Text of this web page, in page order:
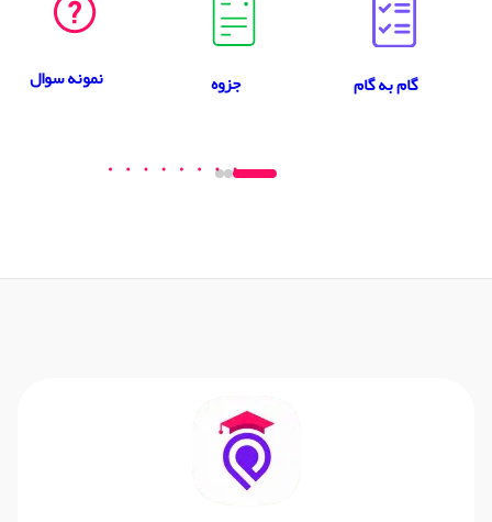
گام به گام جزوه نمونه سوال